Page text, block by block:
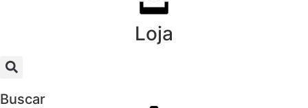
Loja
Buscar